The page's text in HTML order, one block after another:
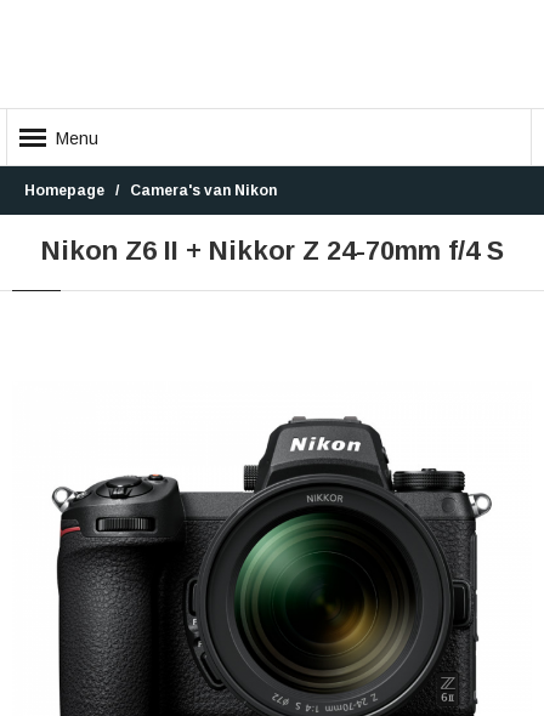
Menu
Homepage Camera's van Nikon
Nikon Z6 II + Nikkor Z 24-70mm f/4 S